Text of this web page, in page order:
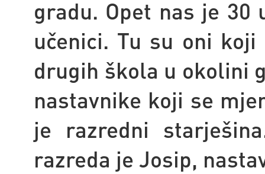
gradu. Opet nas je
učenici. Tu su oni
drugih škola u okolini
nastavnike koji se
je razredni
razreda je Josip,